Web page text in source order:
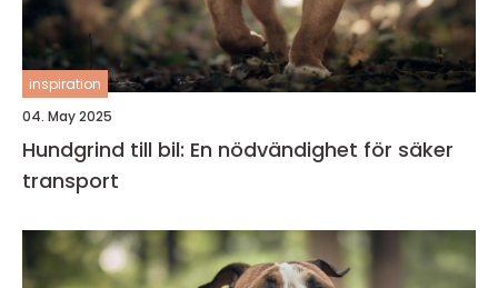
inspiration
04. May 2025
Hundgrind till bil: En nödvändighet för säker
transport